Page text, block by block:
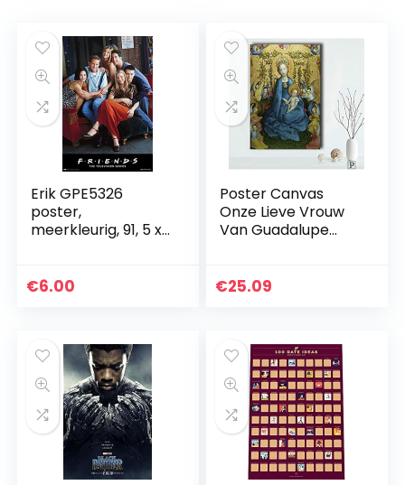
Erik GPE5326
poster,
meerkleurig, 91, 5 x
€6.00
Poster Canvas
Onze Lieve Vrouw
Van Guadalupe
Poster 50 × 70 Cm
€25.09